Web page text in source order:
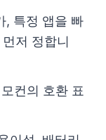
, 특정 앱을 빠
저 정합니
컨의 호환 표